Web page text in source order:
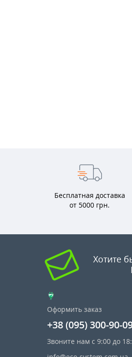
Бесплатная доставка
от 5000 грн.
Хотите
Оформить заказ
+38 (095) 300-90-
Звоните нам с 9:00 до